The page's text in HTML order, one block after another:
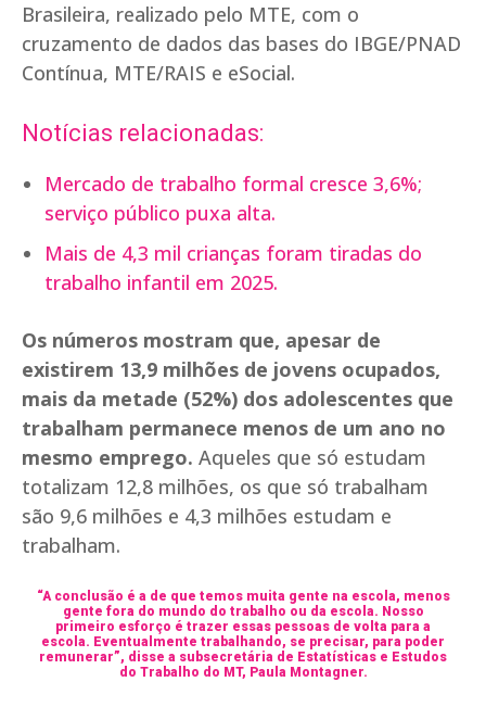
Brasileira, realizado pelo MTE, com o
cruzamento de dados das bases do IBGE/PNAD
Contínua, MTE/RAIS e eSocial.
Notícias relacionadas:
Mercado de trabalho formal cresce 3,6%;
serviço público puxa alta.
Mais de 4,3 mil crianças foram tiradas do
trabalho infantil em 2025.
Os números mostram que, apesar de
existirem 13,9 milhões de jovens ocupados,
mais da metade (52%) dos adolescentes que
trabalham permanece menos de um ano no
mesmo emprego. Aqueles que só estudam
totalizam 12,8 milhões, os que só trabalham
são 9,6 milhões e 4,3 milhões estudam e
trabalham.
“A conclusão é a de que temos muita gente na escola, menos
gente fora do mundo do trabalho ou da escola. Nosso
primeiro esforço é trazer essas pessoas de volta para a
escola. Eventualmente trabalhando, se precisar, para poder
remunerar”, disse a subsecretária de Estatísticas e Estudos
do Trabalho do MT, Paula Montagner.